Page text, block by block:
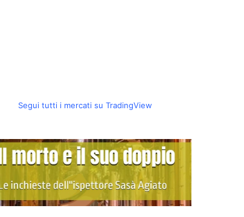
Segui tutti i mercati su TradingView